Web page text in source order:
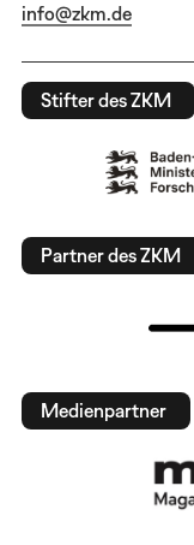
info@zkm.de
Stifter des ZKM
Partner des ZKM
Medienpartner